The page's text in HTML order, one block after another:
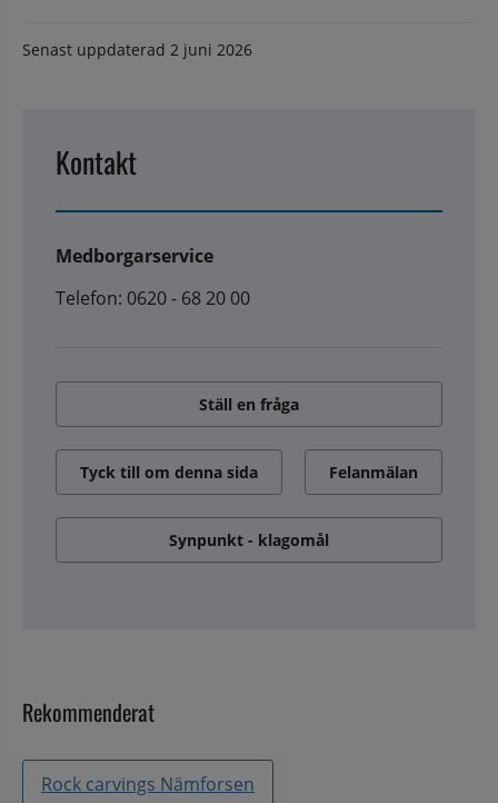
Senast uppdaterad 2 juni 2026
Kontakt
Medborgarservice
Telefon: 0620 - 68 20 00
Ställ en fråga
Tyck till om denna sida Felanmälan
Synpunkt - klagomål
Rekommenderat
Rock carvings Nämforsen